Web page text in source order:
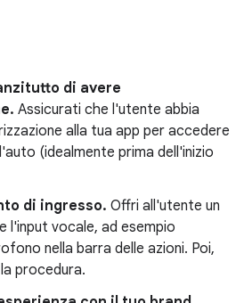
di avere
Assicurati che l'utente abbia
alla tua app per accedere
(idealmente prima dell'inizio
di ingresso. Offri all'utente un
l'input vocale, ad esempio
nella barra delle azioni. Poi,
procedura.